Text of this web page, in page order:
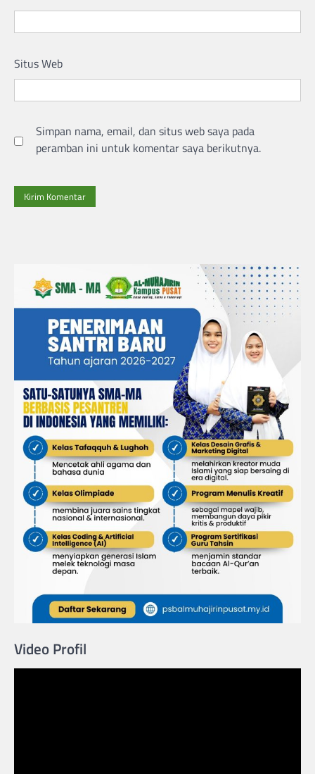
Situs Web
Simpan nama, email, dan situs web saya pada
peramban ini untuk komentar saya berikutnya.
Video Profil